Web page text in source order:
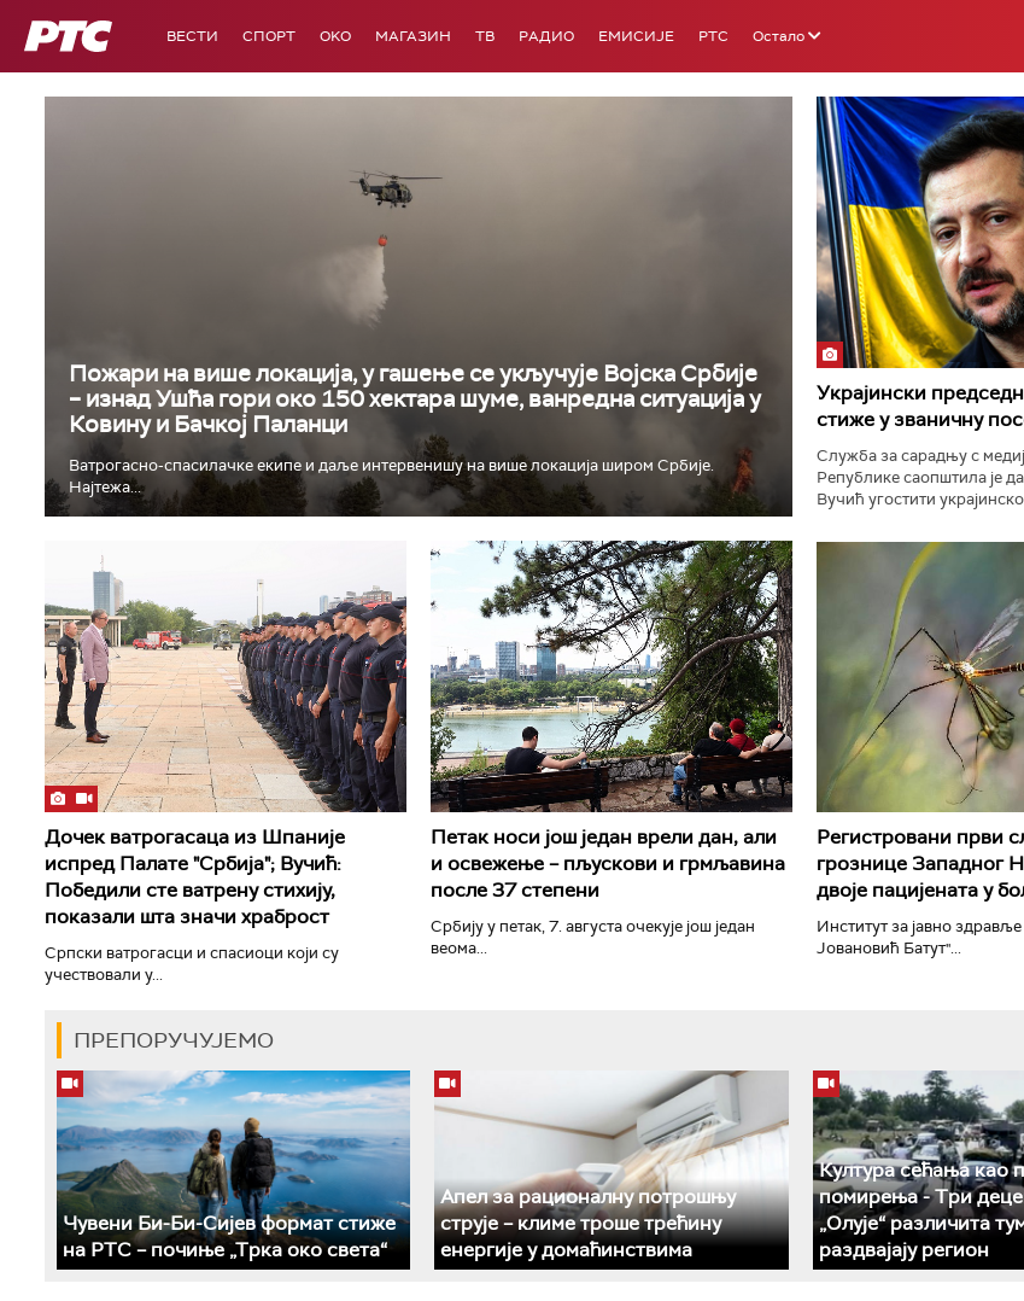
РТС ВЕСТИ СПОРТ OKO МАГАЗИН ТВ РАДИО ЕМИСИЈЕ РТС Остало
Пожари на више локација, у гашење се укључује Војска Србије
– изнад Ушћа гори око 150 хектара шуме, ванредна ситуација у
Ковину и Бачкој Паланци
Ватрогасно-спасилачке екипе и даље интервенишу на више локација широм Србије.
Најтежа...
Украјински
стиже у званичну
Служба за сарадњу с
Републике саопштила је
Вучић угостити
Дочек ватрогасаца из Шпаније
испред Палате "Србија"; Вучић:
Победили сте ватрену стихију,
показали шта значи храброст
Српски ватрогасци и спасиоци који су
учествовали у...
Петак носи још један врели дан, али
и освежење – пљускови и грмљавина
после 37 степени
Србију у петак, 7. августа очекује још један
веома...
Регистровани први
грознице Западног
двоје пацијената у
Институт за јавно
Јовановић Батут"...
ПРЕПОРУЧУЈЕМО
Чувени Би-Би-Сијев формат стиже
на РТС – почиње „Трка око света“
Апел за рационалну потрошњу
струје – климе троше трећину
енергије у домаћинствима
Култура сећања као
помирења ­- Три
„Олује“ различита
раздвајају регион
РТС 3
РТС Класика